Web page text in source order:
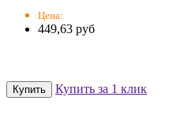
Цена:
449,63 руб
Купить за 1 клик